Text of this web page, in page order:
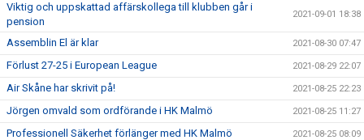
Viktig och uppskattad affärskollega till klubben går i
pension
2021-09-01 18:38
Assemblin El är klar 2021-08-30 07:47
Förlust 27-25 i European League 2021-08-29 22:07
Air Skåne har skrivit på! 2021-08-25 22:23
Jörgen omvald som ordförande i HK Malmö 2021-08-25 11:27
Professionell Säkerhet förlänger med HK Malmö 2021-08-25 08:09